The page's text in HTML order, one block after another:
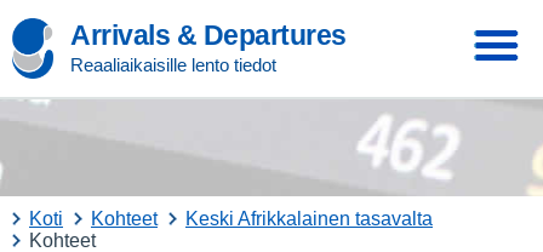
Arrivals & Departures
Reaaliaikaisille lento tiedot
Koti Kohteet
Keski Afrikkalainen tasavalta
Kohteet